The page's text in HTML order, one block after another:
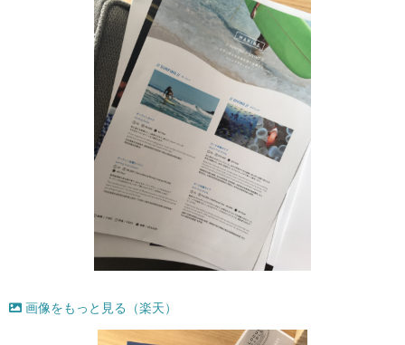
画像をもっと見る（楽天）